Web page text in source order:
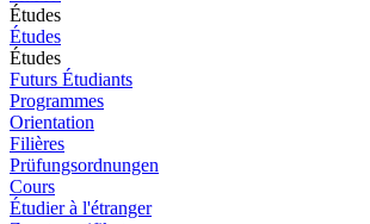
Études
Études
Études
Futurs Étudiants
Programmes
Orientation
Filières
Prüfungsordnungen
Cours
Étudier à l'étranger